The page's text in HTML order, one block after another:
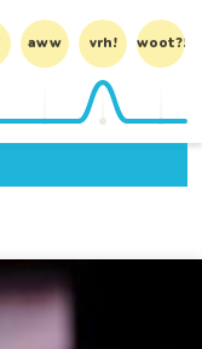
aww vrh! woot?!